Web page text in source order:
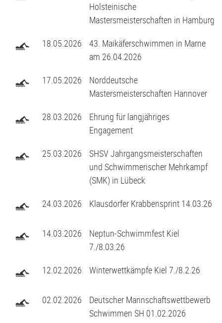
Holsteinische
Mastersmeisterschaften in Hamburg
18.05.2026
43. Maikäferschwimmen in Marne
am 26.04.2026
17.05.2026
Norddeutsche
Mastersmeisterschaften Hannover
28.03.2026
Ehrung für langjähriges
Engagement
25.03.2026
SHSV Jahrgangsmeisterschaften
und Schwimmerischer Mehrkampf
(SMK) in Lübeck
24.03.2026
Klausdorfer Krabbensprint 14.03.26
14.03.2026
Neptun-Schwimmfest Kiel
7./8.03.26
12.02.2026
Winterwettkämpfe Kiel 7./8.2.26
02.02.2026
Deutscher Mannschaftswettbewerb
Schwimmen SH 01.02.2026